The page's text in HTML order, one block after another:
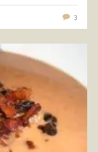
3